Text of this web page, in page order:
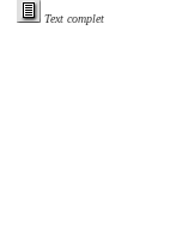
Text complet